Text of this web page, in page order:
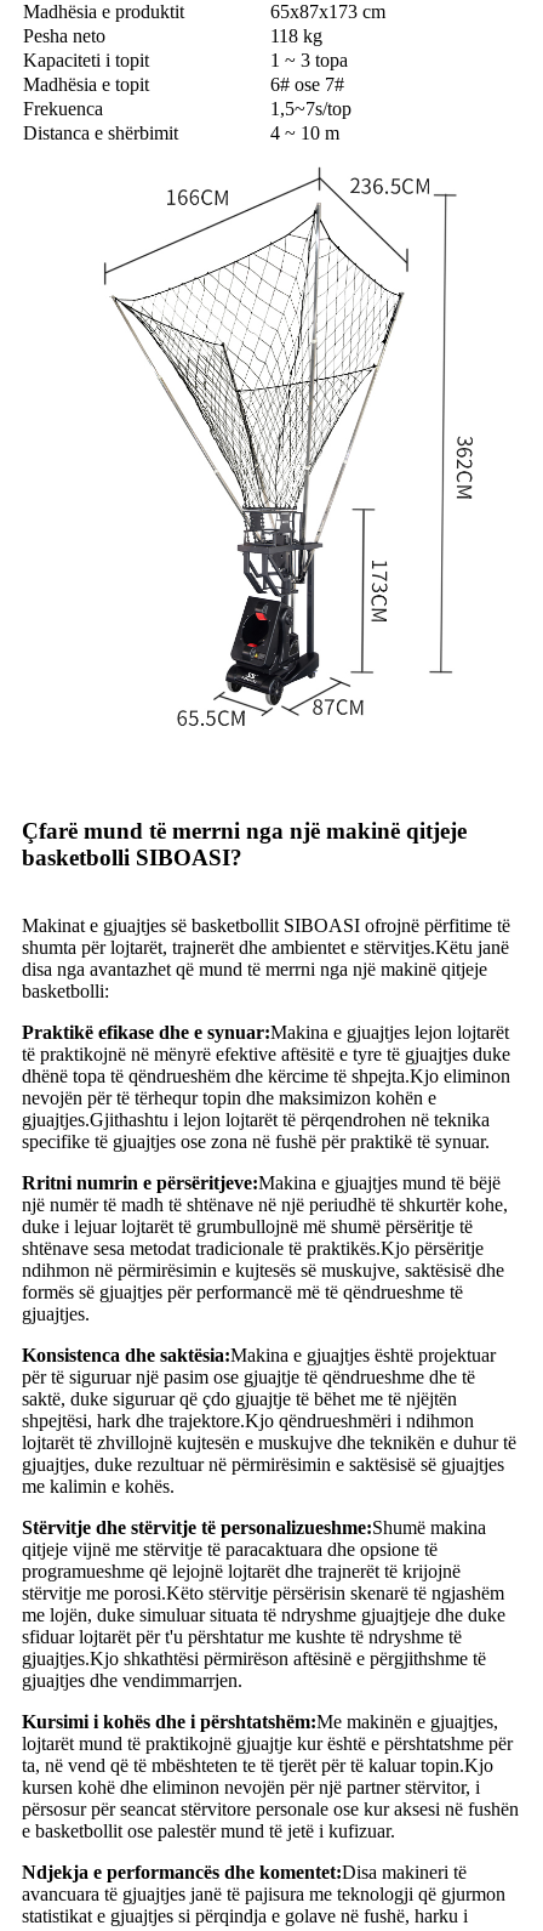
Madhësia e produktit
65x87x173 cm
Pesha neto
118 kg
Kapaciteti i topit
1 ~ 3 topa
Madhësia e topit
6# ose 7#
Frekuenca
1,5~7s/top
Distanca e shërbimit
4 ~ 10 m
Çfarë mund të merrni nga një makinë qitjeje
basketbolli SIBOASI?
Makinat e gjuajtjes së basketbollit SIBOASI ofrojnë përfitime të
shumta për lojtarët, trajnerët dhe ambientet e stërvitjes.Këtu janë
disa nga avantazhet që mund të merrni nga një makinë qitjeje
basketbolli:
Praktikë efikase dhe e synuar:Makina e gjuajtjes lejon lojtarët
të praktikojnë në mënyrë efektive aftësitë e tyre të gjuajtjes duke
dhënë topa të qëndrueshëm dhe kërcime të shpejta.Kjo eliminon
nevojën për të tërhequr topin dhe maksimizon kohën e
gjuajtjes.Gjithashtu i lejon lojtarët të përqendrohen në teknika
specifike të gjuajtjes ose zona në fushë për praktikë të synuar.
Rritni numrin e përsëritjeve:Makina e gjuajtjes mund të bëjë
një numër të madh të shtënave në një periudhë të shkurtër kohe,
duke i lejuar lojtarët të grumbullojnë më shumë përsëritje të
shtënave sesa metodat tradicionale të praktikës.Kjo përsëritje
ndihmon në përmirësimin e kujtesës së muskujve, saktësisë dhe
formës së gjuajtjes për performancë më të qëndrueshme të
gjuajtjes.
Konsistenca dhe saktësia:Makina e gjuajtjes është projektuar
për të siguruar një pasim ose gjuajtje të qëndrueshme dhe të
saktë, duke siguruar që çdo gjuajtje të bëhet me të njëjtën
shpejtësi, hark dhe trajektore.Kjo qëndrueshmëri i ndihmon
lojtarët të zhvillojnë kujtesën e muskujve dhe teknikën e duhur të
gjuajtjes, duke rezultuar në përmirësimin e saktësisë së gjuajtjes
me kalimin e kohës.
Stërvitje dhe stërvitje të personalizueshme:Shumë makina
qitjeje vijnë me stërvitje të paracaktuara dhe opsione të
programueshme që lejojnë lojtarët dhe trajnerët të krijojnë
stërvitje me porosi.Këto stërvitje përsërisin skenarë të ngjashëm
me lojën, duke simuluar situata të ndryshme gjuajtjeje dhe duke
sfiduar lojtarët për t'u përshtatur me kushte të ndryshme të
gjuajtjes.Kjo shkathtësi përmirëson aftësinë e përgjithshme të
gjuajtjes dhe vendimmarrjen.
Kursimi i kohës dhe i përshtatshëm:Me makinën e gjuajtjes,
lojtarët mund të praktikojnë gjuajtje kur është e përshtatshme për
ta, në vend që të mbështeten te të tjerët për të kaluar topin.Kjo
kursen kohë dhe eliminon nevojën për një partner stërvitor, i
përsosur për seancat stërvitore personale ose kur aksesi në fushën
e basketbollit ose palestër mund të jetë i kufizuar.
Ndjekja e performancës dhe komentet:Disa makineri të
avancuara të gjuajtjes janë të pajisura me teknologji që gjurmon
statistikat e gjuajtjes si përqindja e golave ​​në fushë, harku i